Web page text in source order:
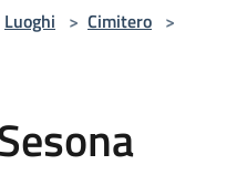
Luoghi > Cimitero >